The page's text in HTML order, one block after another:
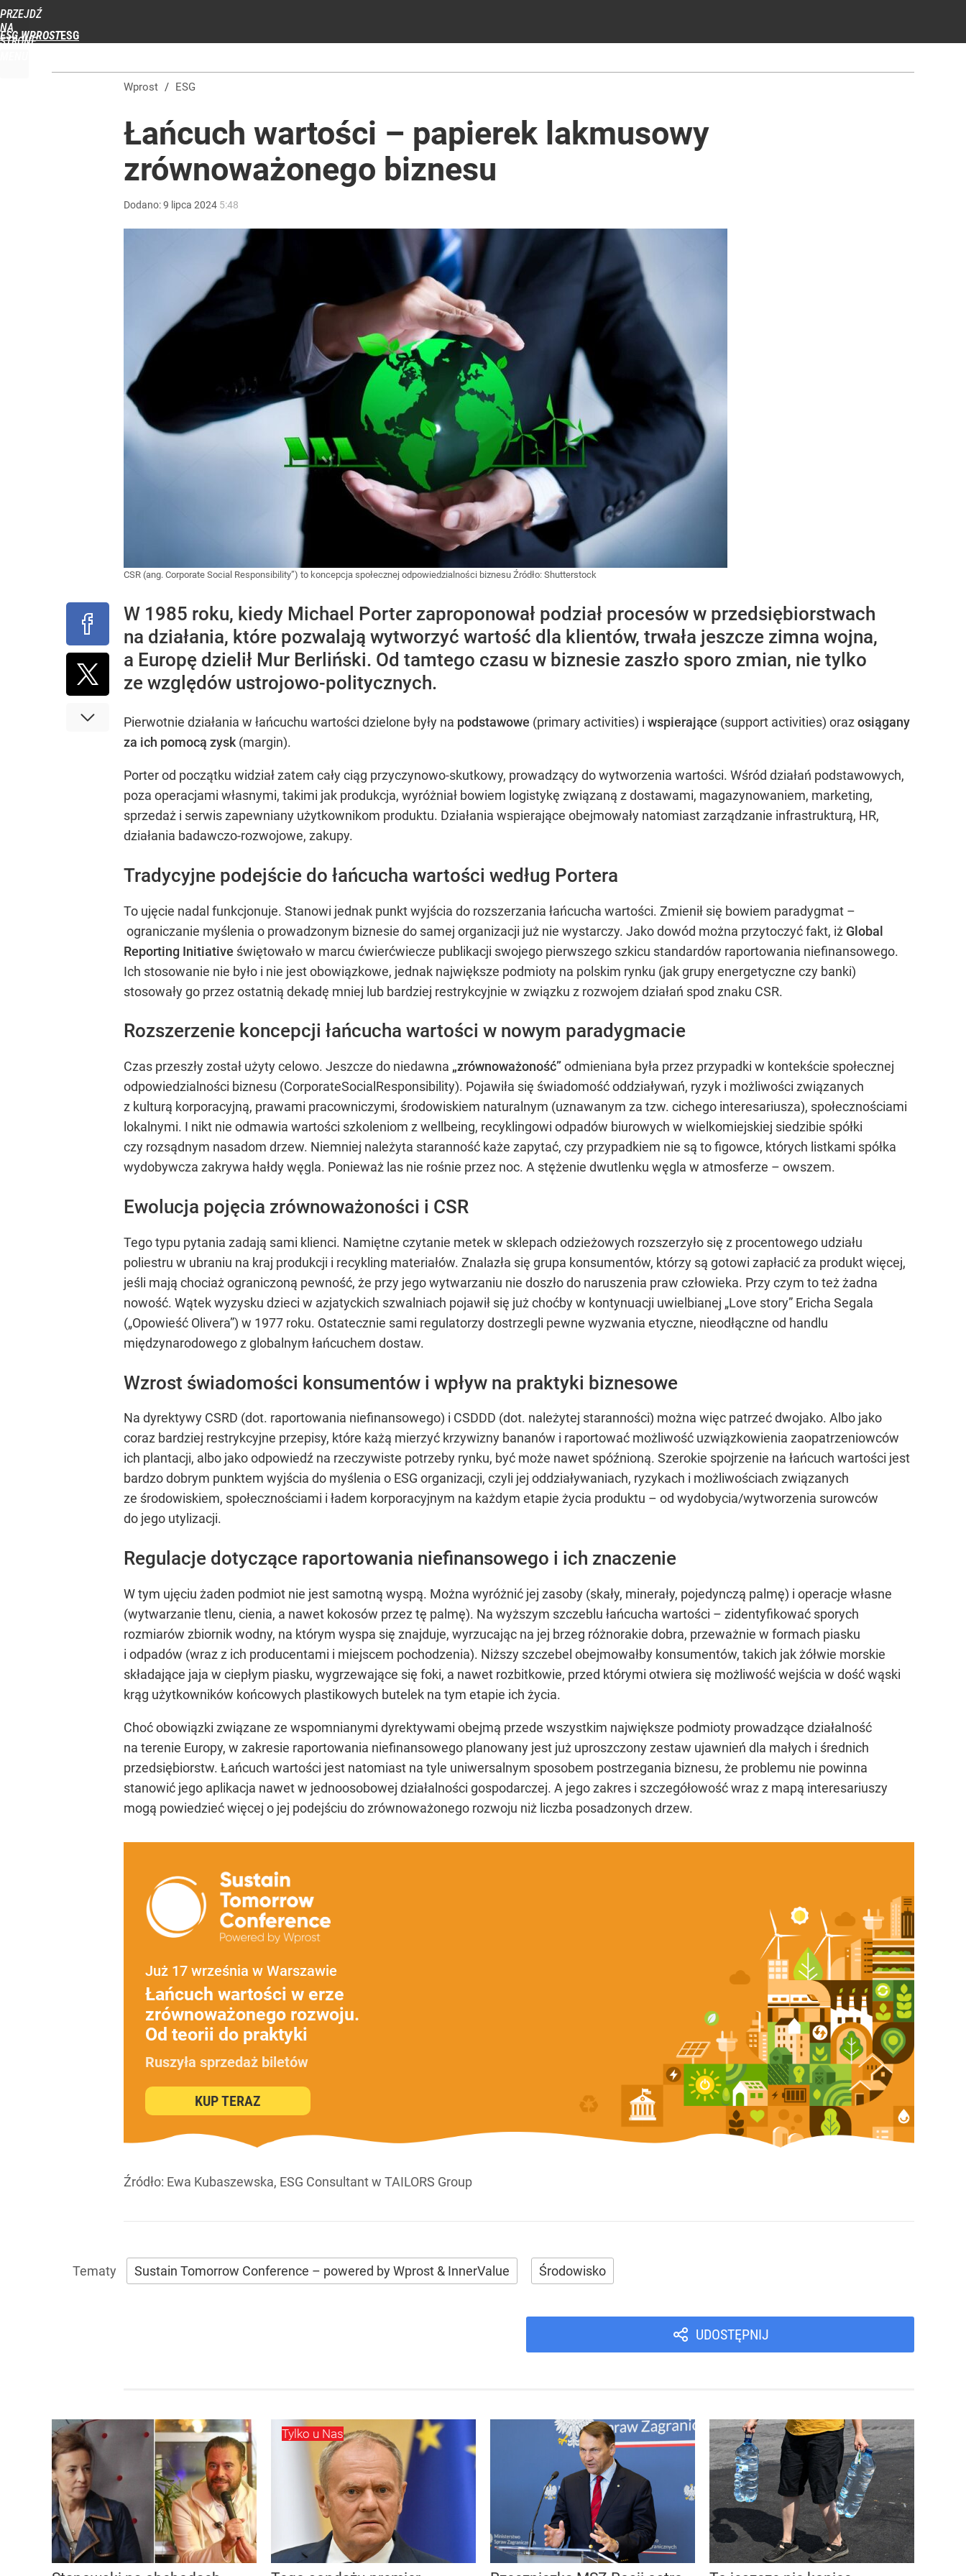
PRZEJDŹ
NA
STRONĘ
ESG WPROST
Wprost / ESG
Łańcuch wartości – papierek lakmusowy
zrównoważonego biznesu
Dodano:9 lipca 2024 5:48
CSR (ang. Corporate Social Responsibility”) to koncepcja społecznej odpowiedzialności biznesu Źródło: Shutterstock
W 1985 roku, kiedy Michael Porter zaproponował podział procesów w przedsiębiorstwach
na działania, które pozwalają wytworzyć wartość dla klientów, trwała jeszcze zimna wojna,
a Europę dzielił Mur Berliński. Od tamtego czasu w biznesie zaszło sporo zmian, nie tylko
ze względów ustrojowo-politycznych.
Pierwotnie działania w łańcuchu wartości dzielone były na podstawowe (primary activities) i wspierające (support activities) oraz osiągany
za ich pomocą zysk (margin).
Porter od początku widział zatem cały ciąg przyczynowo-skutkowy, prowadzący do wytworzenia wartości. Wśród działań podstawowych,
poza operacjami własnymi, takimi jak produkcja, wyróżniał bowiem logistykę związaną z dostawami, magazynowaniem, marketing,
sprzedaż i serwis zapewniany użytkownikom produktu. Działania wspierające obejmowały natomiast zarządzanie infrastrukturą, HR,
działania badawczo-rozwojowe, zakupy.
Tradycyjne podejście do łańcucha wartości według Portera
To ujęcie nadal funkcjonuje. Stanowi jednak punkt wyjścia do rozszerzania łańcucha wartości. Zmienił się bowiem paradygmat –
ograniczanie myślenia o prowadzonym biznesie do samej organizacji już nie wystarczy. Jako dowód można przytoczyć fakt, iż Global
Reporting Initiative świętowało w marcu ćwierćwiecze publikacji swojego pierwszego szkicu standardów raportowania niefinansowego.
Ich stosowanie nie było i nie jest obowiązkowe, jednak największe podmioty na polskim rynku (jak grupy energetyczne czy banki)
stosowały go przez ostatnią dekadę mniej lub bardziej restrykcyjnie w związku z rozwojem działań spod znaku CSR.
Rozszerzenie koncepcji łańcucha wartości w nowym paradygmacie
Czas przeszły został użyty celowo. Jeszcze do niedawna „zrównoważoność”odmieniana była przez przypadki w kontekście społecznej
odpowiedzialności biznesu (CorporateSocialResponsibility). Pojawiła się świadomość oddziaływań, ryzyk i możliwości związanych
z kulturą korporacyjną, prawami pracowniczymi, środowiskiem naturalnym (uznawanym za tzw. cichego interesariusza), społecznościami
lokalnymi. I nikt nie odmawia wartości szkoleniom z wellbeing, recyklingowi odpadów biurowych w wielkomiejskiej siedzibie spółki
czy rozsądnym nasadom drzew. Niemniej należyta staranność każe zapytać, czy przypadkiem nie są to figowce, których listkami spółka
wydobywcza zakrywa hałdy węgla. Ponieważ las nie rośnie przez noc. A stężenie dwutlenku węgla w atmosferze – owszem.
Ewolucja pojęcia zrównoważoności i CSR
Tego typu pytania zadają sami klienci. Namiętne czytanie metek w sklepach odzieżowych rozszerzyło się z procentowego udziału
poliestru w ubraniu na kraj produkcji i recykling materiałów. Znalazła się grupa konsumentów, którzy są gotowi zapłacić za produkt więcej,
jeśli mają chociaż ograniczoną pewność, że przy jego wytwarzaniu nie doszło do naruszenia praw człowieka. Przy czym to też żadna
nowość. Wątek wyzysku dzieci w azjatyckich szwalniach pojawił się już choćby w kontynuacji uwielbianej „Love story” Ericha Segala
(„Opowieść Olivera”) w 1977 roku. Ostatecznie sami regulatorzy dostrzegli pewne wyzwania etyczne, nieodłączne od handlu
międzynarodowego z globalnym łańcuchem dostaw.
Wzrost świadomości konsumentów i wpływ na praktyki biznesowe
Na dyrektywy CSRD (dot. raportowania niefinansowego) i CSDDD (dot. należytej staranności) można więc patrzeć dwojako. Albo jako
coraz bardziej restrykcyjne przepisy, które każą mierzyć krzywizny bananów i raportować możliwość uzwiązkowienia zaopatrzeniowców
ich plantacji, albo jako odpowiedź na rzeczywiste potrzeby rynku, być może nawet spóźnioną. Szerokie spojrzenie na łańcuch wartości jest
bardzo dobrym punktem wyjścia do myślenia o ESG organizacji, czyli jej oddziaływaniach, ryzykach i możliwościach związanych
ze środowiskiem, społecznościami i ładem korporacyjnym na każdym etapie życia produktu – od wydobycia/wytworzenia surowców
do jego utylizacji.
Regulacje dotyczące raportowania niefinansowego i ich znaczenie
W tym ujęciu żaden podmiot nie jest samotną wyspą. Można wyróżnić jej zasoby (skały, minerały, pojedynczą palmę) i operacje własne
(wytwarzanie tlenu, cienia, a nawet kokosów przez tę palmę). Na wyższym szczeblu łańcucha wartości – zidentyfikować sporych
rozmiarów zbiornik wodny, na którym wyspa się znajduje, wyrzucając na jej brzeg różnorakie dobra, przeważnie w formach piasku
i odpadów (wraz z ich producentami i miejscem pochodzenia). Niższy szczebel obejmowałby konsumentów, takich jak żółwie morskie
składające jaja w ciepłym piasku, wygrzewające się foki, a nawet rozbitkowie, przed którymi otwiera się możliwość wejścia w dość wąski
krąg użytkowników końcowych plastikowych butelek na tym etapie ich życia.
Choć obowiązki związane ze wspomnianymi dyrektywami obejmą przede wszystkim największe podmioty prowadzące działalność
na terenie Europy, w zakresie raportowania niefinansowego planowany jest już uproszczony zestaw ujawnień dla małych i średnich
przedsiębiorstw. Łańcuch wartości jest natomiast na tyle uniwersalnym sposobem postrzegania biznesu, że problemu nie powinna
stanowić jego aplikacja nawet w jednoosobowej działalności gospodarczej. A jego zakres i szczegółowość wraz z mapą interesariuszy
mogą powiedzieć więcej o jej podejściu do zrównoważonego rozwoju niż liczba posadzonych drzew.
Już 17 września w Warszawie
Łańcuch wartości w erze
zrównoważonego rozwoju.
Od teorii do praktyki
Ruszyła sprzedaż biletów
KUP TERAZ
Źródło: Ewa Kubaszewska, ESG Consultant w TAILORS Group
Sustain Tomorrow Conference – powered by Wprost & InnerValue Środowisko
UDOSTĘPNIJ
Tylko u Nas